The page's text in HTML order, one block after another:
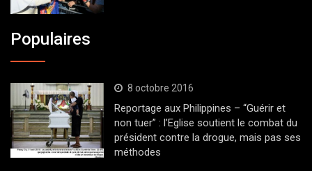
Populaires
8 octobre 2016
Reportage aux Philippines – “Guérir et
non tuer” : l’Eglise soutient le combat du
président contre la drogue, mais pas ses
méthodes